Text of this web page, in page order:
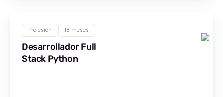
Profesión 18 meses
Desarrollador Full
Stack Python